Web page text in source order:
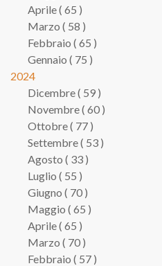
Aprile ( 65 )
Marzo ( 58 )
Febbraio ( 65 )
Gennaio ( 75 )
2024
Dicembre ( 59 )
Novembre ( 60 )
Ottobre ( 77 )
Settembre ( 53 )
Agosto ( 33 )
Luglio ( 55 )
Giugno ( 70 )
Maggio ( 65 )
Aprile ( 65 )
Marzo ( 70 )
Febbraio ( 57 )